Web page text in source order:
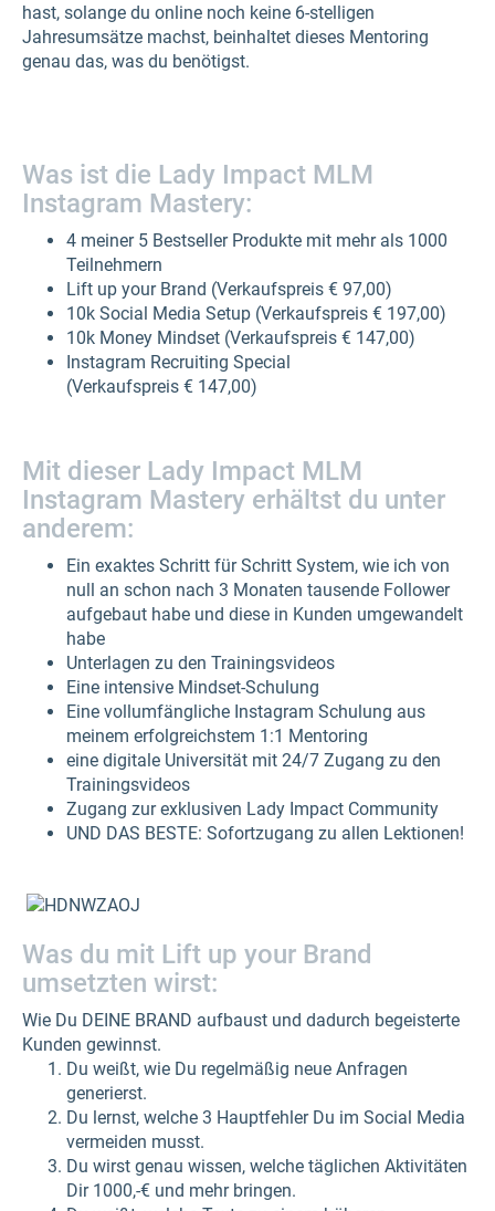
hast, solange du online noch keine 6-stelligen
Jahresumsätze machst, beinhaltet dieses Mentoring
genau das, was du benötigst.
Was ist die Lady Impact MLM
Instagram Mastery:
4 meiner 5 Bestseller Produkte mit mehr als 1000
Teilnehmern
Lift up your Brand (Verkaufspreis € 97,00)
10k Social Media Setup (Verkaufspreis € 197,00)
10k Money Mindset (Verkaufspreis € 147,00)
Instagram Recruiting Special
(Verkaufspreis € 147,00)
Mit dieser Lady Impact MLM
Instagram Mastery erhältst du unter
anderem:
Ein exaktes Schritt für Schritt System, wie ich von
null an schon nach 3 Monaten tausende Follower
aufgebaut habe und diese in Kunden umgewandelt
habe
Unterlagen zu den Trainingsvideos
Eine intensive Mindset-Schulung
Eine vollumfängliche Instagram Schulung aus
meinem erfolgreichstem 1:1 Mentoring
eine digitale Universität mit 24/7 Zugang zu den
Trainingsvideos
Zugang zur exklusiven Lady Impact Community
UND DAS BESTE: Sofortzugang zu allen Lektionen!
Was du mit Lift up your Brand
umsetzten wirst:
Wie Du DEINE BRAND aufbaust und dadurch begeisterte
Kunden gewinnst.
Du weißt, wie Du regelmäßig neue Anfragen
generierst.
Du lernst, welche 3 Hauptfehler Du im Social Media
vermeiden musst.
Du wirst genau wissen, welche täglichen Aktivitäten
Dir 1000,-€ und mehr bringen.